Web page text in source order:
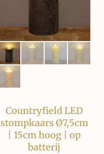
Countryfield LED
stompkaars Ø7,5cm
| 15cm hoog | op
batterij